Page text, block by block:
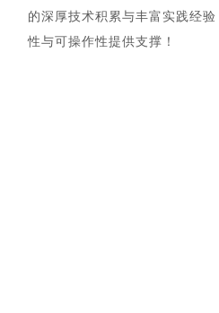
的深厚技术积累与丰富实践经
性与可操作性提供支撑！